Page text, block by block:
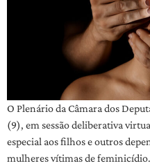
O Plenário da Câmara dos
(9), em sessão deliberativa
especial aos filhos e outros
mulheres vítimas de